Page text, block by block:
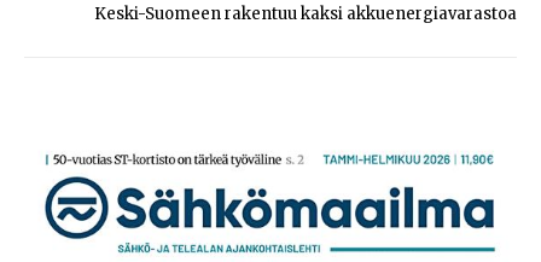
Keski-Suomeen rakentuu kaksi akkuenergiavarastoa